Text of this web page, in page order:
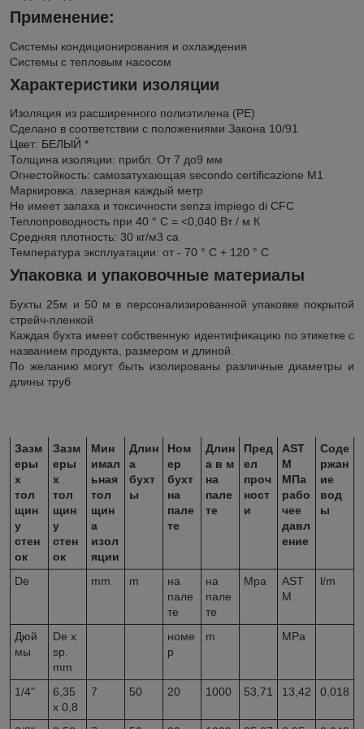
Применение:
Системы кондиционирования и охлаждения
Системы с тепловым насосом
Характеристики изоляции
Изоляция из расширенного полиэтилена (PE)
Сделано в соответствии с положениями Закона 10/91
Цвет: БЕЛЫЙ *
Толщина изоляции: прибл. От 7 до9 мм
Огнестойкость: самозатухающая secondo certificazione M1
Маркировка: лазерная каждый метр
Не имеет запаха и токсичности senza impiego di CFC
Теплопроводность при 40 ° C = <0,040 Вт / м К
Средняя плотность: 30 кг/м3 са
Температура эксплуатации: от - 70 ° С + 120 ° C
Упаковка и упаковочные материалы
Бухты 25м и 50 м в персонализированной упаковке покрытой
стрейч-пленкой
Каждая бухта имеет собственную идентификацию по этикетке с
названием продукта, размером и длиной.
По желанию могут быть изолированы различные диаметры и
длины труб
Зазм
еры
х
тол
щин
у
стен
ок
Зазм
еры
х
тол
щин
у
стен
ок
Мин
имал
ьная
тол
щин
а
изол
яции
Длин
а
бухт
ы
Ном
ер
бухт
на
пале
те
Длин
а в м
на
пале
те
Пред
ел
проч
ност
и
AST
M
МПа
рабо
чее
давл
ение
Соде
ржан
ие
вод
ы
De mm m
на
пале
те
на
пале
те
Mpa
AST
M
l/m
Дюй
мы
De x
sp.
mm
номе
р
m MPa
1/4"
6,35
x 0,8
7 50 20 1000 53,71 13,42 0,018